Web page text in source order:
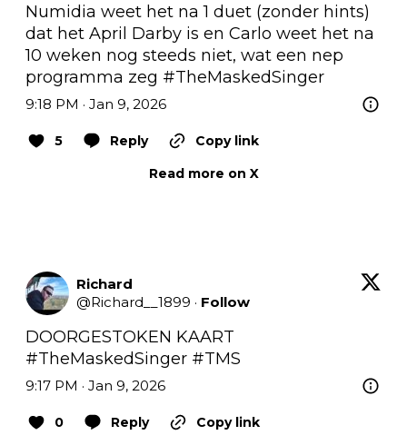
Numidia weet het na 1 duet (zonder hints)
dat het April Darby is en Carlo weet het na
10 weken nog steeds niet, wat een nep
programma zeg #TheMaskedSinger
9:18 PM · Jan 9, 2026
5 Reply
Copy link
Read more on X
Richard
@Richard__1899 · Follow
#TheMaskedSinger #TMS
9:17 PM · Jan 9, 2026
0 Reply
Copy link